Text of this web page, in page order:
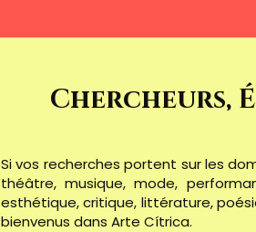
Chercheurs,
Si vos recherches portent sur les
théâtre, musique, mode,
esthétique, critique, littérature,
bienvenus dans Arte Cítrica.